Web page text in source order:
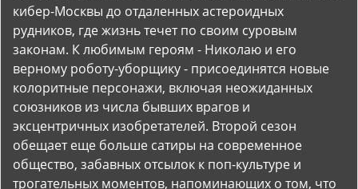
кибер-Москвы до отдаленных астероидных
рудников, где жизнь течет по своим суровым
законам. К любимым героям - Николаю и его
верному роботу-уборщику - присоединятся новые
колоритные персонажи, включая неожиданных
союзников из числа бывших врагов и
эксцентричных изобретателей. Второй сезон
обещает еще больше сатиры на современное
общество, забавных отсылок к поп-культуре и
трогательных моментов, напоминающих о том, что